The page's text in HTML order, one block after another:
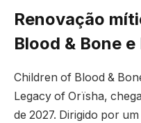
Renovação
Blood & Bone e
Children of Blood &
Legacy of Orïsha,
de 2027. Dirigido por